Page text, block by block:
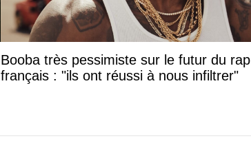
Booba très pessimiste sur le futur du rap
français : "ils ont réussi à nous infiltrer"